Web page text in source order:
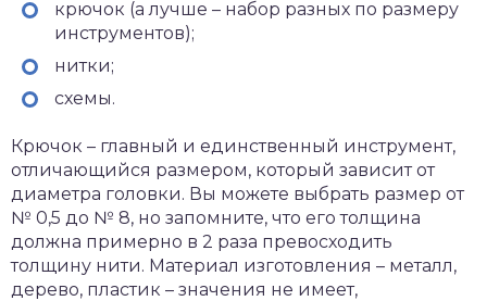
крючок (а лучше – набор разных по размеру
инструментов);
нитки;
схемы.
Крючок – главный и единственный инструмент,
отличающийся размером, который зависит от
диаметра головки. Вы можете выбрать размер от
№ 0,5 до № 8, но запомните, что его толщина
должна примерно в 2 раза превосходить
толщину нити. Материал изготовления – металл,
дерево, пластик – значения не имеет,